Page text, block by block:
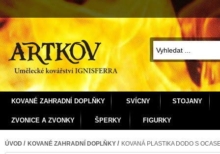
KOVANÉ ZAHRADNÍ DOPLŇKY SVÍCNY STOJANY
ZVONICE A ZVONKY ŠPERKY FIGURKY
ÚVOD / KOVANÉ ZAHRADNÍ DOPLŇKY / KOVANÁ PLASTIKA DODO S